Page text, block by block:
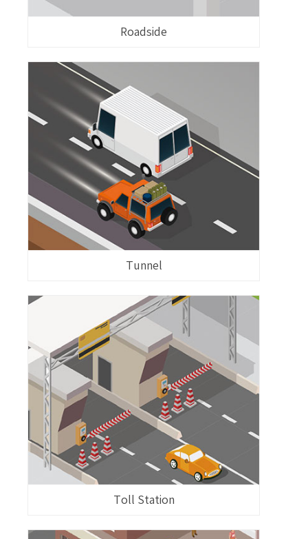
Roadside
Tunnel
Toll Station